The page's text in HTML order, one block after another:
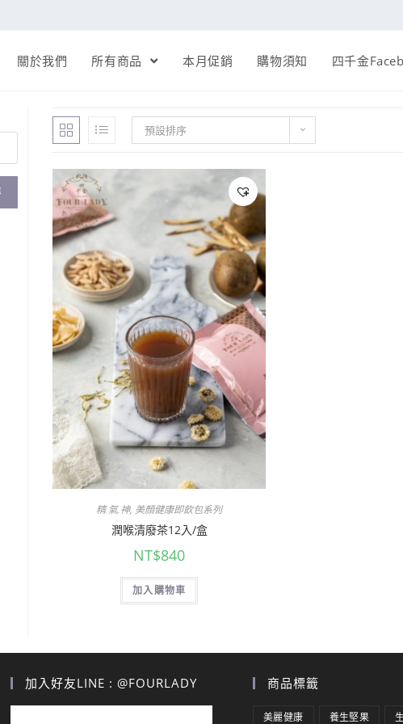
關於我們 所有商品 本月促銷 購物須知 四千金
預設排序
精.氣.神,美顏健康即飲包系列
潤喉清廢茶12入/盒
NT$840
加入購物車
加入好友LINE : @FOURLADY 商品標籤
美麗健康 養生堅果